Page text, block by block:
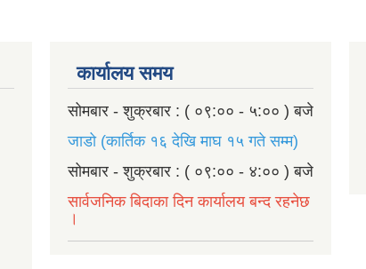
कार्यालय समय
सोमबार - शुक्रबार : ( ०९:०० - ५:०० ) बजे
जाडो (कार्तिक १६ देखि माघ १५ गते सम्म)
सोमबार - शुक्रबार : ( ०९:०० - ४:०० ) बजे
सार्वजनिक बिदाका दिन कार्यालय बन्द रहनेछ
।